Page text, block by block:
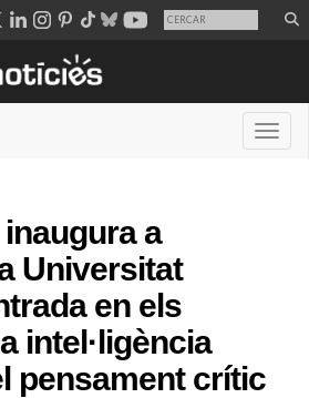
a
Universitat
en els
intel·ligència
pensament crític